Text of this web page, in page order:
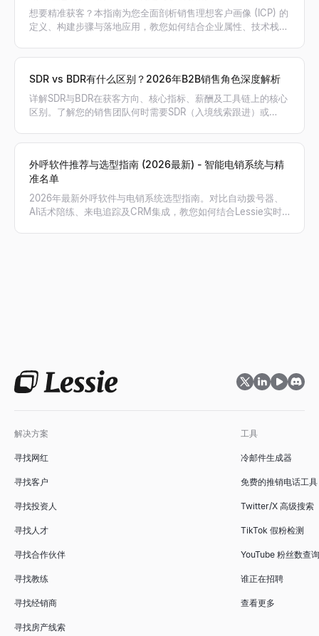
想要精准获客？本指南为您全面剖析销售理想客户画像 (ICP) 的
定义、构建步骤与落地应用，教您如何结合企业属性、技术栈和
SDR vs BDR有什么区别？2026年B2B销售角色深度解析
详解SDR与BDR在获客方向、核心指标、薪酬及工具链上的核心
区别。了解您的销售团队何时需要SDR（入境线索跟进）或
外呼软件推荐与选型指南 (2026最新) - 智能电销系统与精
准名单
2026年最新外呼软件与电销系统选型指南。对比自动拨号器、
AI话术陪练、来电追踪及CRM集成，教您如何结合Lessie实时
解决方案
寻找网红
寻找客户
寻找投资人
寻找人才
寻找合作伙伴
寻找教练
寻找经销商
寻找房产线索
工具
冷邮件生成器
免费的推销电话工具
Twitter/X 高级搜索
TikTok 假粉检测
YouTube 粉丝数查询
谁正在招聘
查看更多